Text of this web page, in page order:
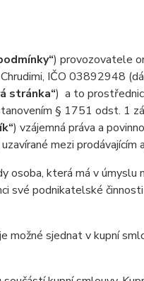
) provozovatele
IČO 03892948
stránka“) a to
§ 1751 odst. 1
) vzájemná práva a
mezi prodávajícím
která má v úmyslu
své podnikatelské
sjednat v kupní